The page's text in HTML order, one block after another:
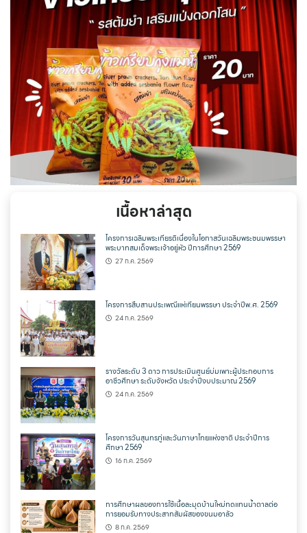
เนื้อหาล่าสุด
โครงการเฉลิมพระเกียรติเนื่องในโอกาสวันเฉลิมพระชนมพรรษา
พระบาทสมเด็จพระเจ้าอยู่หัว ปีการศึกษา 2569
27 ก.ค. 2569
โครงการสืบสานประเพณีแห่เทียนพรรษา ประจำปีพ.ศ. 2569
24 ก.ค. 2569
รางวัลระดับ 3 ดาว การประเมินศูนย์บ่มเพาะผู้ประกอบการ
อาชีวศึกษา ระดับจังหวัด ประจำปีงบประมาณ 2569
24 ก.ค. 2569
โครงการวันสุนทรภู่และวันภาษาไทยแห่งชาติ ประจำปีการ
ศึกษา 2569
16 ก.ค. 2569
การศึกษาผลของการใช้เนื้อละมุดบ้านใหม่ทดแทนน้ำตาลต่อ
การยอมรับทางประสาทสัมผัสของขนมอาลัว
8 ก.ค. 2569